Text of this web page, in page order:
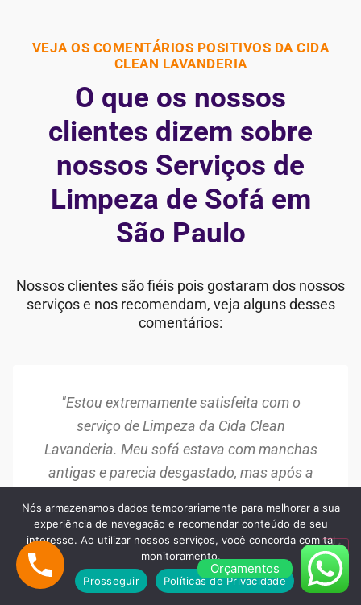
VEJA OS COMENTÁRIOS POSITIVOS DA CIDA
CLEAN LAVANDERIA
O que os nossos
clientes dizem sobre
nossos Serviços de
Limpeza de Sofá em
São Paulo
Nossos clientes são fiéis pois gostaram dos nossos
serviços e nos recomendam, veja alguns desses
comentários:
"Estou extremamente satisfeita com o
serviço de Limpeza da Cida Clean
Lavanderia. Meu sofá estava com manchas
antigas e parecia desgastado, mas após a
muito profissional e o resultado superou
minhas expectativas. Recomendo!"
Maria Silva
Orçamentos
Nós armazenamos dados temporariamente para melhorar a sua
experiência de navegação e recomendar conteúdo de seu
interesse. Ao utilizar nossos serviços, você concorda com tal
monitoramento.
Prosseguir
Políticas de Privacidade